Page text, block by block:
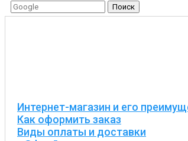
Поиск
Интернет-магазин и его
Как оформить заказ
Виды оплаты и доставки